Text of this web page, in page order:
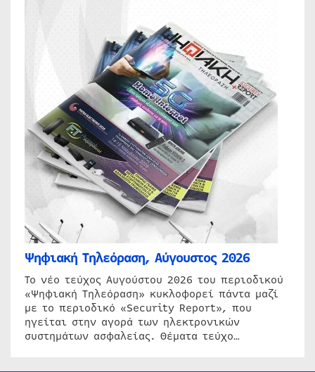
Ψηφιακή Τηλεόραση, Αύγουστος 2026
Το νέο τεύχος Αυγούστου 2026 του περιοδικού
«Ψηφιακή Τηλεόραση» κυκλοφορεί πάντα μαζί
με το περιοδικό «Security Report», που
ηγείται στην αγορά των ηλεκτρονικών
συστημάτων ασφαλείας. Θέματα τεύχο…